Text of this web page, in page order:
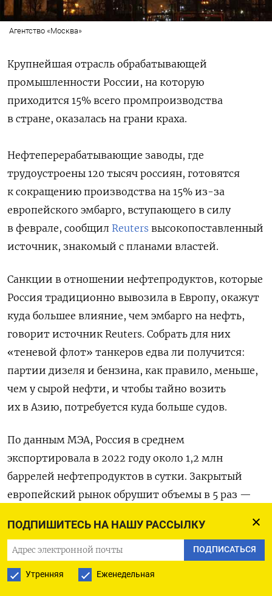
ПОДПИШИТЕСЬ НА НАШУ РАССЫЛКУ
ПОДПИСАТЬСЯ
Утренняя Еженедельная
Агентство «Москва»
Крупнейшая отрасль обрабатывающей
промышленности России, на которую
приходится 15% всего промпроизводства
в стране, оказалась на грани краха.
Нефтеперерабатывающие заводы, где
трудоустроены 120 тысяч россиян, готовятся
к сокращению производства на 15% из-за
европейского эмбарго, вступающего в силу
в феврале, сообщил Reuters высокопоставленный
источник, знакомый с планами властей.
Санкции в отношении нефтепродуктов, которые
Россия традиционно вывозила в Европу, окажут
куда большее влияние, чем эмбарго на нефть,
говорит источник Reuters. Собрать для них
«теневой флот» танкеров едва ли получится:
партии дизеля и бензина, как правило, меньше,
чем у сырой нефти, и чтобы тайно возить
их в Азию, потребуется куда больше судов.
По данным МЭА, Россия в среднем
экспортировала в 2022 году около 1,2 млн
баррелей нефтепродуктов в сутки. Закрытый
европейский рынок обрушит объемы в 5 раз —
останется около миллиона баррелей
ежесуточного экспорта, оценивает аналитик БКС
Рональд Смит.